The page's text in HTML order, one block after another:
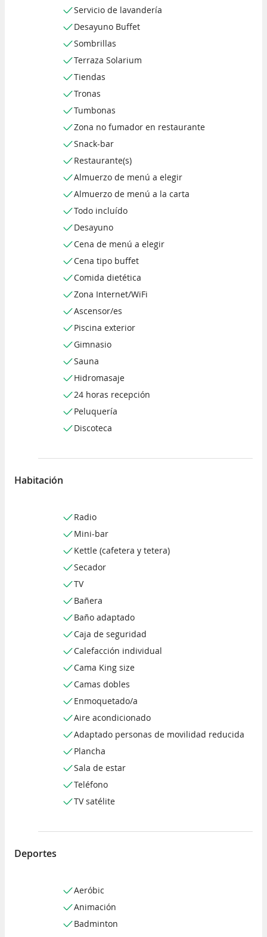
Servicio de lavandería
Desayuno Buffet
Sombrillas
Terraza Solarium
Tiendas
Tronas
Tumbonas
Zona no fumador en restaurante
Snack-bar
Restaurante(s)
Almuerzo de menú a elegir
Almuerzo de menú a la carta
Todo incluído
Desayuno
Cena de menú a elegir
Cena tipo buffet
Comida dietética
Zona Internet/WiFi
Ascensor/es
Piscina exterior
Gimnasio
Sauna
Hidromasaje
24 horas recepción
Peluquería
Discoteca
Habitación
Radio
Mini-bar
Kettle (cafetera y tetera)
Secador
TV
Bañera
Baño adaptado
Caja de seguridad
Calefacción individual
Cama King size
Camas dobles
Enmoquetado/a
Aire acondicionado
Adaptado personas de movilidad reducida
Plancha
Sala de estar
Teléfono
TV satélite
Deportes
Aeróbic
Animación
Badminton